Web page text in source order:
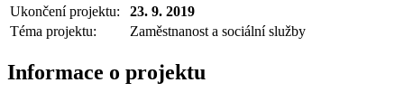
Ukončení projektu:
23. 9. 2019
Téma projektu:
Zaměstnanost a sociální služby
Informace o projektu